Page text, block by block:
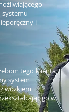
systemu
i
tego klienta,
system
wózkiem
go w